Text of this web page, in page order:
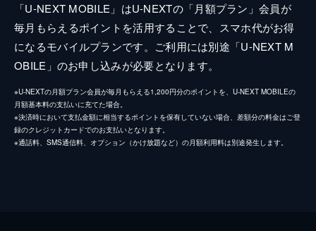
「U-NEXT MOBILE」はU-NEXTの「月額プラン」会員が
毎月もらえるポイントを活用することで、スマホ代がお得
になるモバイルプランです。ご利用には別途「U-NEXT M
OBILE」のお申し込みが必要となります。
※U-NEXTの月額プラン会員が毎月もらえる1,200円分のポイントを、U-NEXT MOBILEの
月額基本料の支払いに充てた場合。
※決済時において支払金額に相当するポイントを保有していない場合、差額分の料金はご登
録のクレジットカードでのお支払いとなります。
※通話料、SMS通信料、オプション（かけ放題など）の月額利用料は別途発生します。